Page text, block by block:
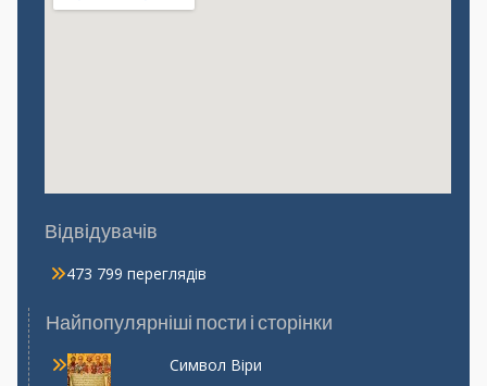
Відвідувачів
473 799 переглядів
Найпопулярніші пости і сторінки
Символ Віри